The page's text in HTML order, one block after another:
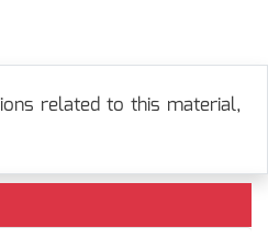
related to this material,